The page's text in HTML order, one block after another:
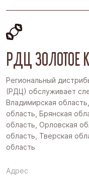
РДЦ ЗОЛОТОЕ
Региональный
(РДЦ) обслуживает
Владимирская
область, Брянская
область, Орловская
область, Тверская
область
Адрес